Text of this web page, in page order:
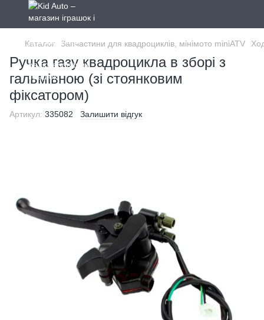
Каталог Запчастини для квадроциклів, мінімото miniATV
Ручка газу квадроцикла в зборі з
гальмівною (зі стоянковим
фіксатором)
Артикул: 335082 Залишити відгук